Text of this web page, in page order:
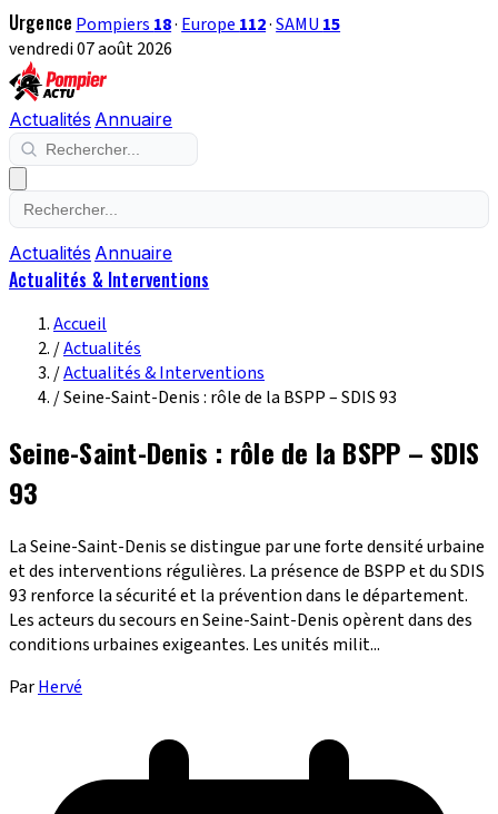
Urgence Pompiers 18· Europe 112·SAMU 15
vendredi 07 août 2026
Actualités Annuaire
Actualités Annuaire
Actualités & Interventions
Accueil
/Actualités
/Actualités & Interventions
/Seine-Saint-Denis : rôle de la BSPP – SDIS 93
Seine-Saint-Denis : rôle de la BSPP – SDIS
93
La Seine-Saint-Denis se distingue par une forte densité urbaine
et des interventions régulières. La présence de BSPP et du SDIS
93 renforce la sécurité et la prévention dans le département.
Les acteurs du secours en Seine-Saint-Denis opèrent dans des
conditions urbaines exigeantes. Les unités milit...
ParHervé